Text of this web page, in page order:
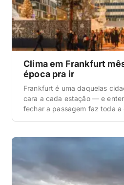
Clima em Frankfurt
época pra ir
Frankfurt é uma daquelas
cara a cada estação — e
fechar a passagem faz toda a
ruim pra ir: existem meses